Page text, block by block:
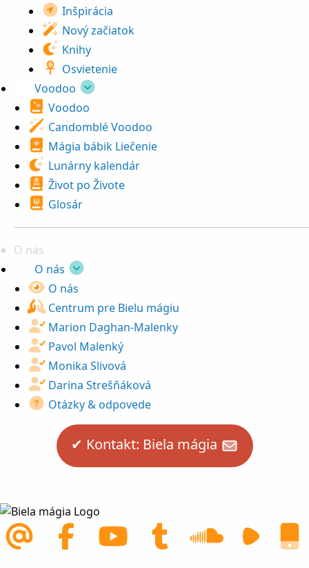
Inšpirácia
Nový začiatok
Knihy
Osvietenie
Voodoo
Voodoo
Candomblé Voodoo
Mágia bábik Liečenie
Lunárny kalendár
Život po Živote
Glosár
O nás
O nás
O nás
Centrum pre Bielu mágiu
Marion Daghan-Malenky
Pavol Malenký
Monika Slivová
Darina Strešňáková
Otázky & odpovede
✔︎ Kontakt: Biela mágia